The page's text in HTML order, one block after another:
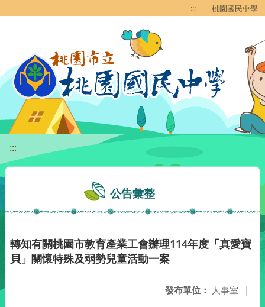
::: 桃園國民中學
:::
公告彙整
轉知有關桃園市教育產業工會辦理114年度「真愛寶
貝」關懷特殊及弱勢兒童活動一案
發布單位： 人事室 |